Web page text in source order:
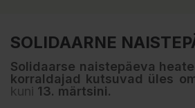
SOLIDAARNE
Solidaarse naistepäeva
korraldajad kutsuvad üles
kuni 13. märtsini.